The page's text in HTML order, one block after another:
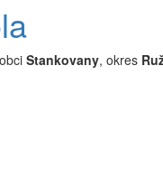
Stankovany, okres